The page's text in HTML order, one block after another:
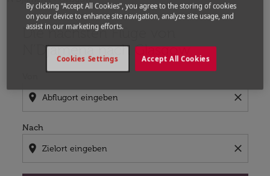
Die nächsten Flüge von
N’Djamena nach Glasgow
location_on close
Nach
location_on close
Bitte ändern Sie Ihre gewünschte Route (Abflugort
By clicking “Accept All Cookies”, you agree to the storing of cookies
on your device to enhance site navigation, analyze site usage, and
assist in our marketing efforts.
Accept All Cookies
Cookies Settings